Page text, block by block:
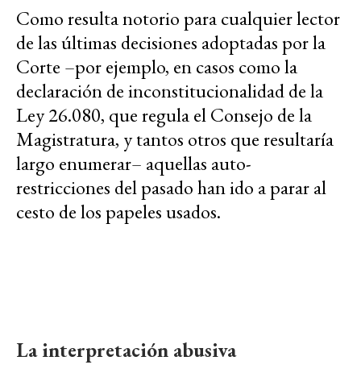
Como resulta notorio para cualquier lector
de las últimas decisiones adoptadas por la
Corte –por ejemplo, en casos como la
declaración de inconstitucionalidad de la
Ley 26.080, que regula el Consejo de la
Magistratura, y tantos otros que resultaría
largo enumerar– aquellas auto-
restricciones del pasado han ido a parar al
cesto de los papeles usados.
La interpretación abusiva